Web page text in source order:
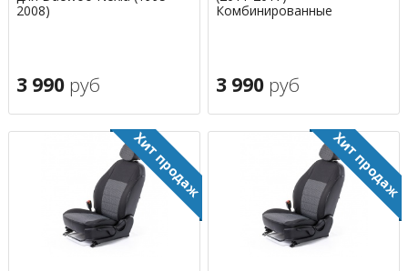
2008)
3 990 руб
Комбинированные
3 990 руб